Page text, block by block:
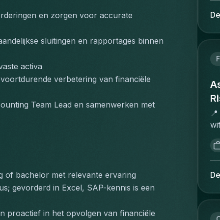
en zorgen voor accurate
sluitingen en rapportages binnen
activa
verbetering van financiële
Team Lead en samenwerken met
of bachelor met relevante ervaring
gevorderd in Excel, SAP-kennis is een
proactief in het opvolgen van financiële